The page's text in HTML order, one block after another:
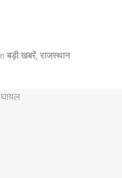
बड़ी खबरें, राजस्थान